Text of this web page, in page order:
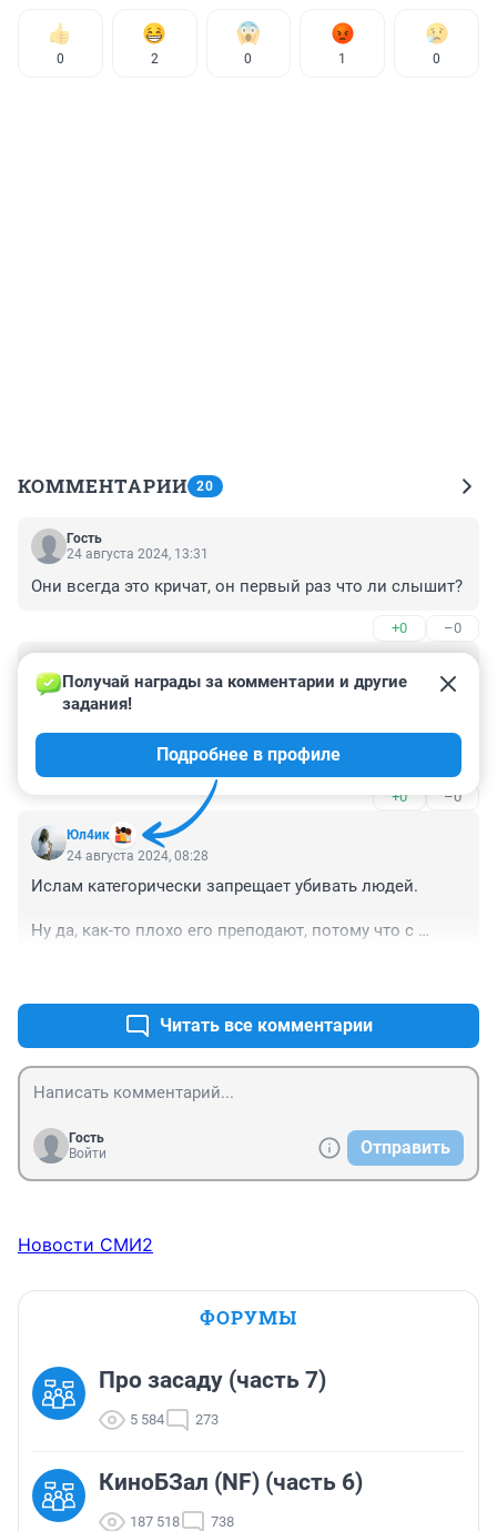
0 2 0 1 0
КОММЕНТАРИИ 20
Гость
24 августа 2024, 13:31
Они всегда это кричат, он первый раз что ли слышит?
+0 –0
24 августа 2024, 12:16
Муфтиев уважаемых надо бы всех на учет поставить
самих, а то паства у них прикрывается их религией и
при этом вытворяет такие дела. Почему нет ни
одного случая, чтобы какие-то люди устраивали
подобное, прикрываясь христианством, например?
+0 –0
Юл4ик
Получай награды за комментарии и другие
задания!
Подробнее в профиле
24 августа 2024, 08:28
Ислам категорически запрещает убивать людей.
Ну да, как-то плохо его преподают, потому что с
Читать все комментарии
Гость
Войти
Отправить
Новости СМИ2
ФОРУМЫ
Про засаду (часть 7)
5 584 273
КиноБЗал (NF) (часть 6)
187 518 738